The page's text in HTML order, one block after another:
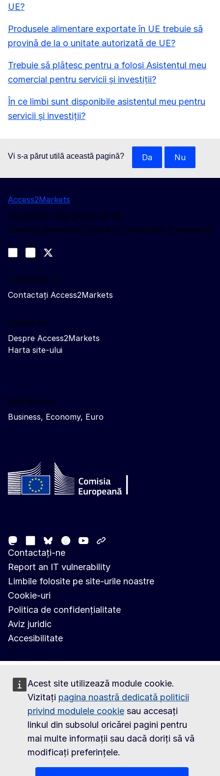
Acest site utilizează module cookie.
Vizitați pagina noastră dedicată politicii
privind modulele cookie sau accesați
linkul din subsolul oricărei pagini pentru
mai multe informații sau dacă doriți să vă
modificați preferințele.
UE?
Produsele alimentare exportate în UE trebuie să
provină de la o unitate autorizată de UE?
Trebuie să plătesc pentru a folosi Asistentul meu
comercial pentru servicii și investiții?
În ce limbi sunt disponibile asistentul meu pentru
servicii și investiții?
Vi s-a părut utilă această pagină? Da Nu
Access2Markets
Acest site este gestionat de:
Direcția Generală Comerț și Securitate Economică
Join us on LinkedIn
Trade-Off podcast
Contactați-ne
Contactați Access2Markets
Despre noi
Despre Access2Markets
Harta site-ului
Related sites
Business, Economy, Euro
MastodonLinkedIn
Bluesky
Facebook
Youtube
Contactați-ne
Report an IT vulnerability
Limbile folosite pe site-urile noastre
Cookie-uri
Politica de confidențialitate
Aviz juridic
Accesibilitate